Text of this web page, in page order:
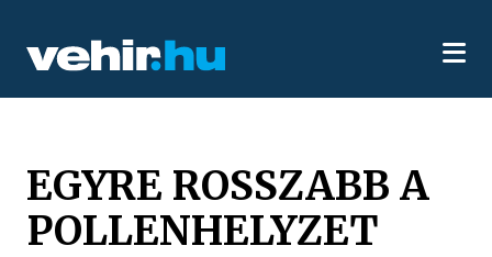
EGYRE ROSSZABB A
POLLENHELYZET